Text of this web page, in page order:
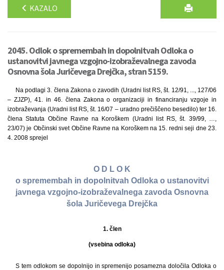
KAZALO
2045. Odlok o spremembah in dopolnitvah Odloka o
ustanovitvi javnega vzgojno-izobraževalnega zavoda
Osnovna šola Juričevega Drejčka, stran 5159.
Na podlagi 3. člena Zakona o zavodih (Uradni list RS, št. 12/91, ..., 127/06
– ZJZP), 41. in 46. člena Zakona o organizaciji in financiranju vzgoje in
izobraževanja (Uradni list RS, št. 16/07 – uradno prečiščeno besedilo) ter 16.
člena Statuta Občine Ravne na Koroškem (Uradni list RS, št. 39/99, …,
23/07) je Občinski svet Občine Ravne na Koroškem na 15. redni seji dne 23.
4. 2008 sprejel
O D L O K
o spremembah in dopolnitvah Odloka o ustanovitvi
javnega vzgojno-izobraževalnega zavoda Osnovna
šola Juričevega Drejčka
1. člen
(vsebina odloka)
S tem odlokom se dopolnijo in spremenijo posamezna določila Odloka o